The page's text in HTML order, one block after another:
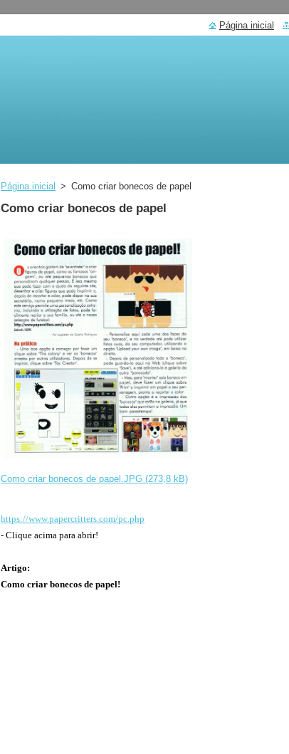
Página inicial > Como criar bonecos de papel
Como criar bonecos de papel
Como criar bonecos de papel.JPG (273,8 kB)
https://www.papercritters.com/pc.php
- Clique acima para abrir!
Artigo:
Como criar bonecos de papel!
Página inicial